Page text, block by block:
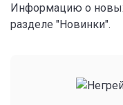
Информацию о
разделе "Новинки".